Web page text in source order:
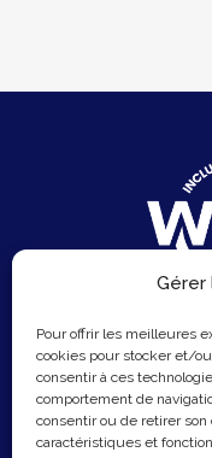
Gérer
Pour offrir les meilleures
cookies pour stocker et/
consentir à ces
comportement de
consentir ou de retirer
caractéristiques et
6 Rue
75002
Email :